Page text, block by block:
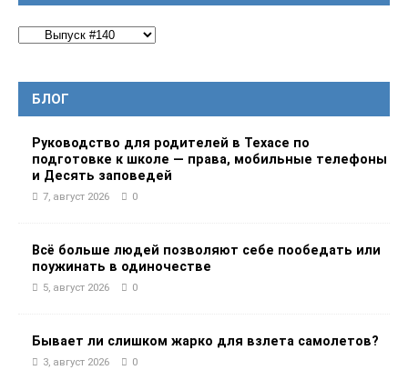
БЛОГ
Руководство для родителей в Техасе по
подготовке к школе — права, мобильные телефоны
и Десять заповедей
7, август 2026 0
Всё больше людей позволяют себе пообедать или
поужинать в одиночестве
5, август 2026 0
Бывает ли слишком жарко для взлета самолетов?
3, август 2026 0